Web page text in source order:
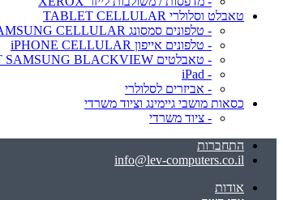
טאבלט וסלולרי TABLET CELLULAR
- טלפונים סמסונג SAMSUNG CELLULAR
- טלפונים אייפון iPHONE CELLULAR
- טאבלטים TABLET SAMSUNG BLACKVIEW
- iPad
- אביזרים לסלולרי
כסאות מושבי גיימינג וציוד משרדי
- ציוד משרדי
התחברות
info@lev-computers.co.il
אודות